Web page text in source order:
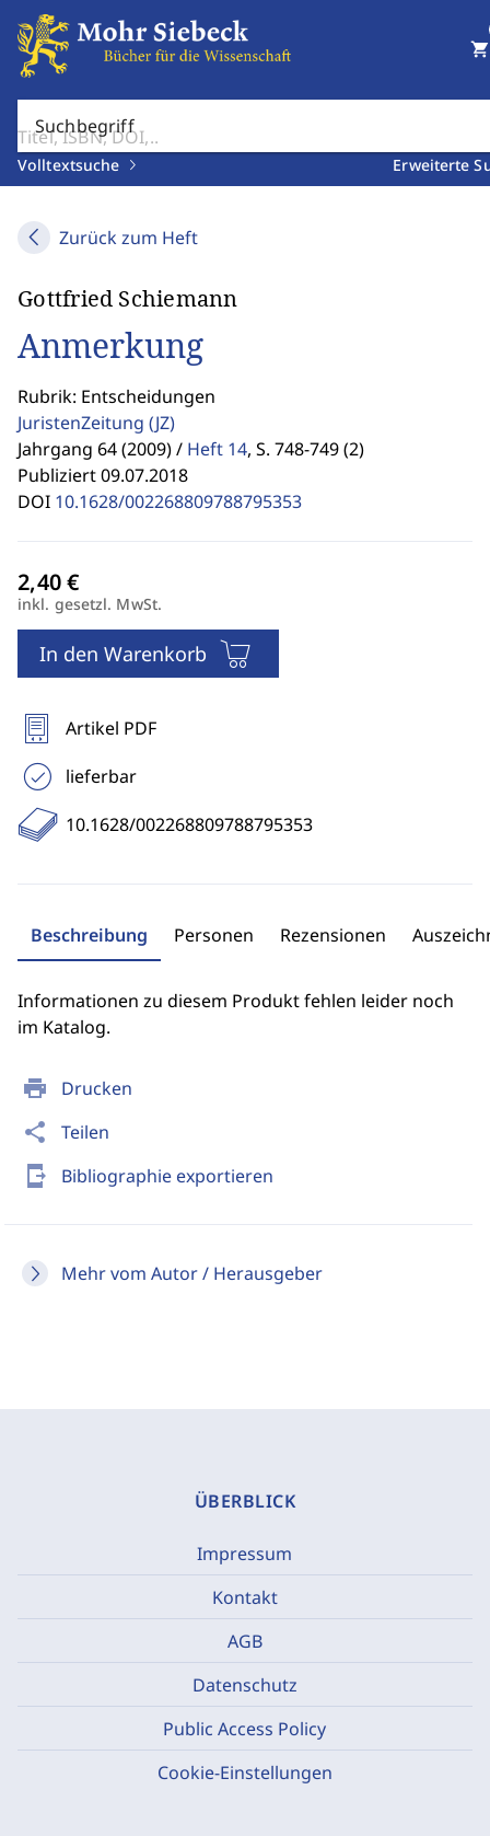
Suchbegriff
Volltextsuche Erweiterte
shopping_cart
Zurück zum Heft
print Drucken
share Teilen
send_to_mobile Bibliographie exportieren
Mehr vom Autor / Herausgeber
Gottfried Schiemann
Anmerkung
Rubrik: Entscheidungen
JuristenZeitung (JZ)
Jahrgang 64 (2009) / Heft 14, S. 748-749 (2)
Publiziert 09.07.2018
DOI 10.1628/002268809788795353
inkl. gesetzl. MwSt.
In den Warenkorb
Artikel PDF
lieferbar
10.1628/002268809788795353
Beschreibung Personen Rezensionen
Informationen zu diesem Produkt fehlen leider noch
im Katalog.
ÜBERBLICK
Impressum
Kontakt
AGB
Datenschutz
Public Access Policy
Cookie-Einstellungen